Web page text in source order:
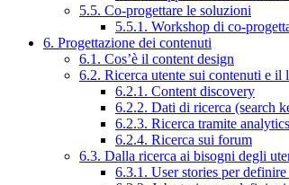
5.5. Co-progettare le soluzioni
5.5.1. Workshop di co-
6. Progettazione dei contenuti
6.1. Cos’è il content design
6.2. Ricerca utente sui contenuti e il
6.2.1. Content discovery
6.2.2. Dati di ricerca (search
6.2.3. Ricerca tramite analytics
6.2.4. Ricerca sui forum
6.3. Dalla ricerca ai bisogni degli
6.3.1. User stories per